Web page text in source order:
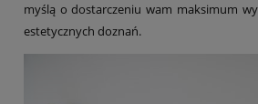
myślą o dostarczeniu wam maksimum
estetycznych doznań.